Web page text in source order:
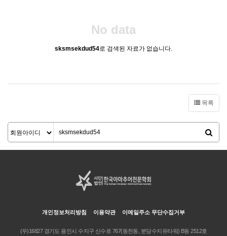
No data
sksmsekdud54로 검색된 자료가 없습니다.
목록
개인정보처리방침 이용약관 이메일주소 무단수집거부
(우)16827 경기도 용인시 수지구 신수로 767(동천동, 분당수지유타워) B동 2512호